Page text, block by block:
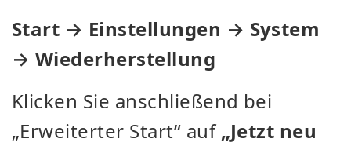
Start → Einstellungen → System
→ Wiederherstellung
Klicken Sie anschließend bei
„Erweiterter Start“ auf„Jetzt neu